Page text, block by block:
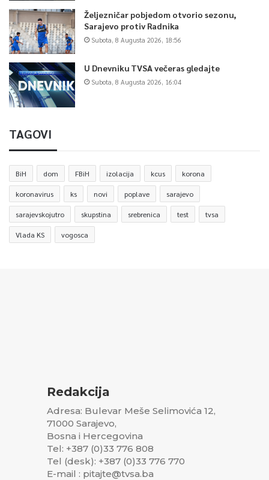
Željezničar pobjedom otvorio sezonu,
Sarajevo protiv Radnika
Subota, 8 Augusta 2026, 18:56
U Dnevniku TVSA večeras gledajte
Subota, 8 Augusta 2026, 16:04
TAGOVI
BiH dom FBiH izolacija kcus korona
koronavirus ks novi poplave sarajevo
sarajevskojutro skupstina srebrenica test tvsa
Vlada KS vogosca
Redakcija
Adresa: Bulevar Meše Selimovića 12,
71000 Sarajevo,
Bosna i Hercegovina
Tel: +387 (0)33 776 808
Tel (desk): +387 (0)33 776 770
E-mail : pitajte@tvsa.ba